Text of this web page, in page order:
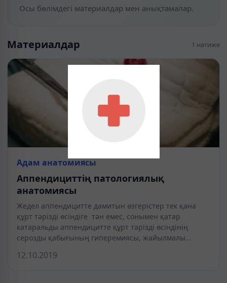
Осы бөлімдегі материалдар мен анықтамалар.
Материалдар 1 нәтиже
Адам анатомиясы
Аппендициттің патологиялық
анатомиясы
Жедел аппендицитте дамитын өзгерістер тек қана
құрт тәрізді өсіндіге тән емес, сонымен қатар
катаральды аппендицитте құрт тәрізді өсіндінің
серозды қабығының гиперемиясы, жайылмалы…
12.10.2019